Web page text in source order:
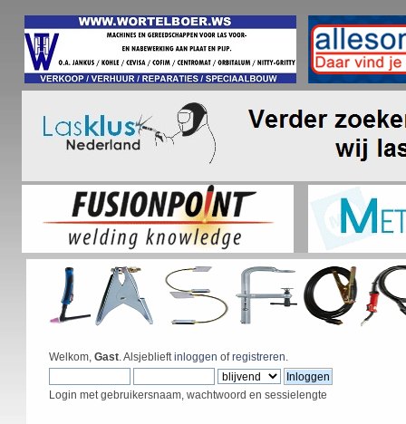
Welkom, Gast. Alsjeblieftinloggen ofregistreren.
Login met gebruikersnaam, wachtwoord en sessielengte